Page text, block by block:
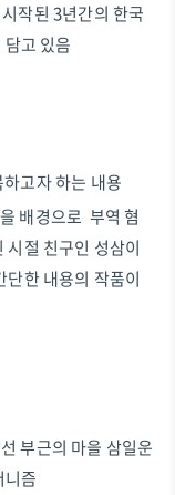
작된 3년간의 한국
고 있음
고자 하는 내용
배경으로 부역 혐
시절 친구인 성삼이
단한 내용의 작품이
부근의 마을 삼일운
즘